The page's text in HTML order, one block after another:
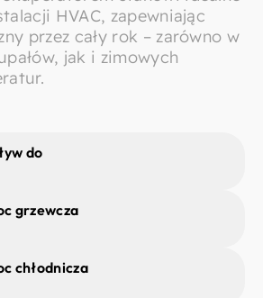
HVAC, zapewniając
przez cały rok – zarówno w
jak i zimowych
do
grzewcza
chłodnicza